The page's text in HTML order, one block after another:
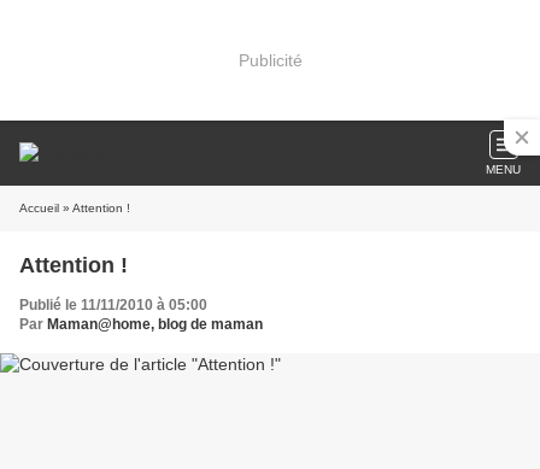
Publicité
MENU
Accueil » Attention !
Attention !
Publié le 11/11/2010 à 05:00
Par Maman@home, blog de maman